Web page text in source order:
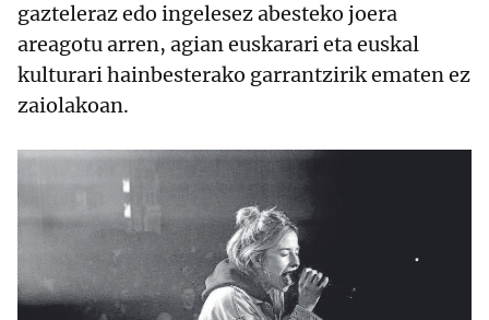
gazteleraz edo ingelesez abesteko joera
areagotu arren, agian euskarari eta euskal
kulturari hainbesterako garrantzirik ematen ez
zaiolakoan.